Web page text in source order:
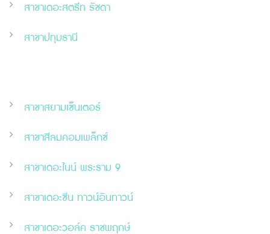
สาขาเดอะสตรีท รัชดา
สาขาปทุมธานี
สาขาสยามเซ็นเตอร์
สาขาสีลมคอมเพล็กซ์
สาขาเดอะไนน์ พระราม 9
สาขาเดอะซีน ทาวน์อินทาวน์
สาขาเดอะวอล์ค ราชพฤกษ์